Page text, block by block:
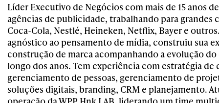
Líder Executivo de Negócios com mais de 15 anos
agências de publicidade, trabalhando para grandes
Coca-Cola, Nestlé, Heineken, Netflix, Bayer e
agnóstico ao pensamento de mídia, construiu sua
construção de marca acompanhando a evolução
longo dos anos. Tem experiência com estratégia de
gerenciamento de pessoas, gerenciamento de
soluções digitais, branding, CRM e planejamento.